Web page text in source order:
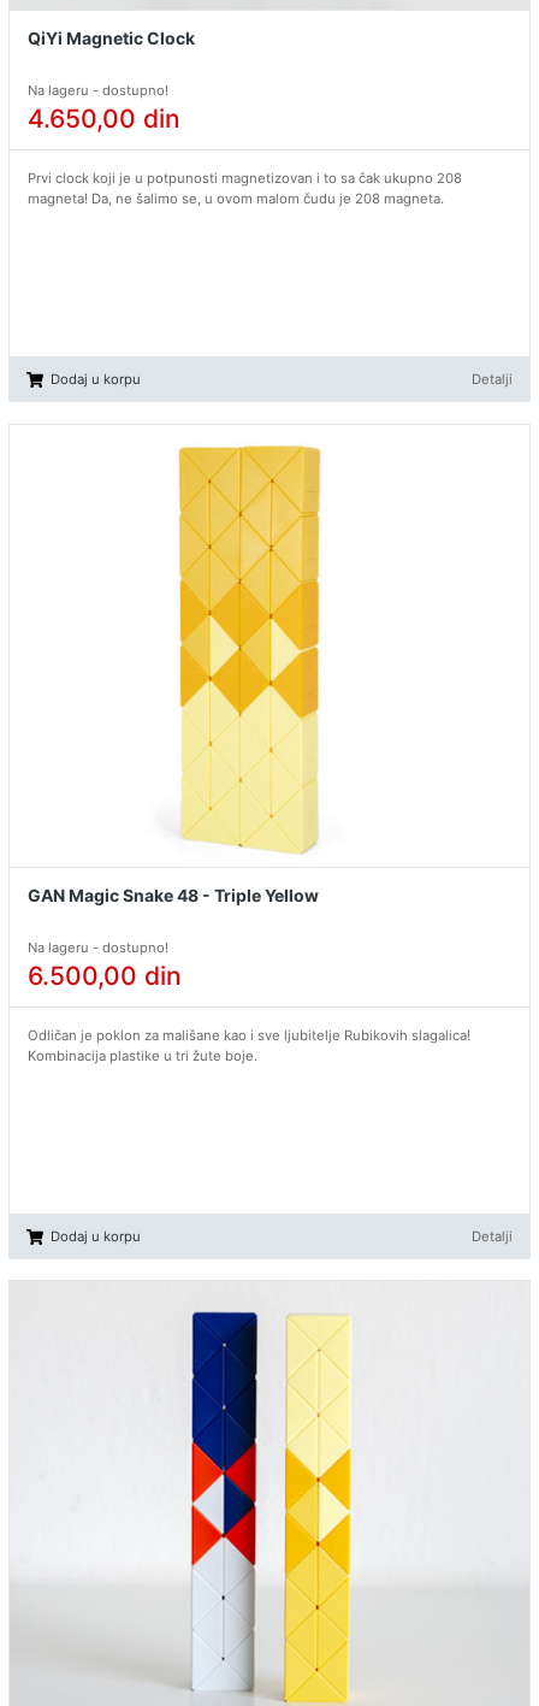
QiYi Magnetic Clock
Na lageru - dostupno!
4.650,00 din
Prvi clock koji je u potpunosti magnetizovan i to sa čak ukupno 208
magneta! Da, ne šalimo se, u ovom malom čudu je 208 magneta.
Dodaj u korpu Detalji
GAN Magic Snake 48 - Triple Yellow
Na lageru - dostupno!
6.500,00 din
Odličan je poklon za mališane kao i sve ljubitelje Rubikovih slagalica!
Kombinacija plastike u tri žute boje.
Dodaj u korpu Detalji